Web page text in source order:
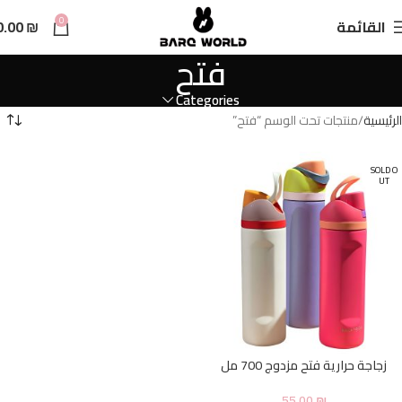
القائمة 0
₪
فتح
Categories
الرئيسية منتجات تحت الوسم “فتح”
SOLD O
UT
زجاجة حرارية فتح مزدوج 700 مل